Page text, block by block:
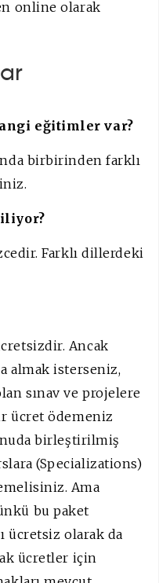
online olarak
eğitimler var?
birbirinden farklı
Farklı dillerdeki
Ancak
almak isterseniz,
sınav ve projelere
ücret ödemeniz
birleştirilmiş
(Specializations)
Ama
bu paket
ücretsiz olarak da
ücretler için